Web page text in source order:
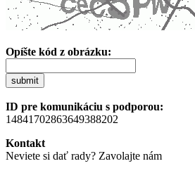
Opíšte kód z obrázku:
submit
ID pre komunikáciu s podporou:
14841702863649388202
Kontakt
Neviete si dať rady? Zavolajte nám